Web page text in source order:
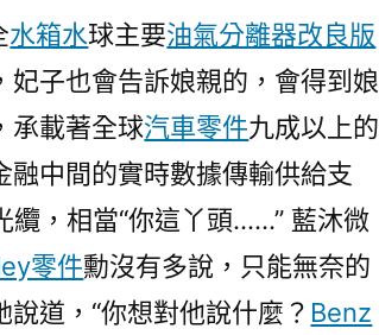
水箱水球主要油氣分離器改良版
子也會告訴娘親的，會得到娘
承載著全球汽車零件九成以上的
融中間的實時數據傳輸供給支
纜，相當“你這丫頭……” 藍沐微
零件勳沒有多說，只能無奈的
說道，“你想對他說什麼？ Benz